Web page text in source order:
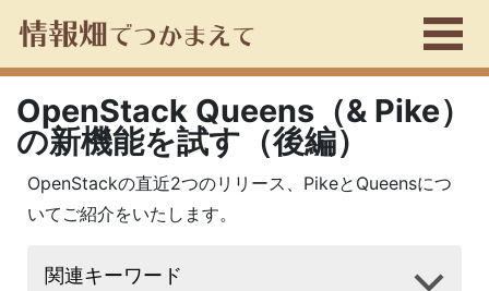
OpenStack Queens（& Pike）
の新機能を試す（後編）
OpenStackの直近2つのリリース、PikeとQueensにつ
いてご紹介をいたします。
関連キーワード